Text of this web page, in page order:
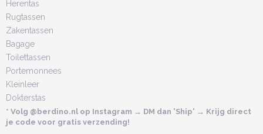
Herentas
Rugtassen
Zakentassen
Bagage
Toilettassen
Portemonnees
Kleinleer
Dokterstas
* Volg @berdino.nl op Instagram → DM dan 'Ship' → Krijg direct
je code voor gratis verzending!